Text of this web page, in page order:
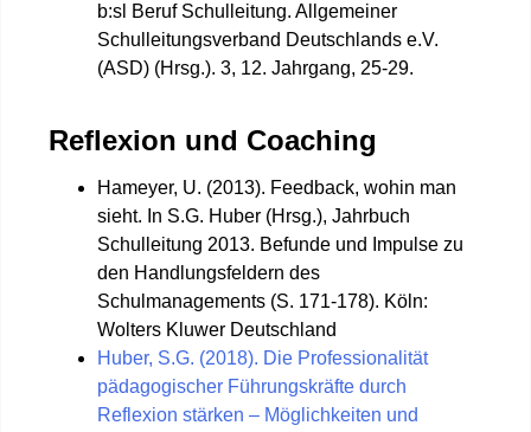
b:sl Beruf Schulleitung. Allgemeiner
Schulleitungsverband Deutschlands e.V.
(ASD) (Hrsg.). 3, 12. Jahrgang, 25-29.
Reflexion und Coaching
Hameyer, U. (2013). Feedback, wohin man
sieht. In S.G. Huber (Hrsg.), Jahrbuch
Schulleitung 2013. Befunde und Impulse zu
den Handlungsfeldern des
Schulmanagements (S. 171-178). Köln:
Wolters Kluwer Deutschland
Huber, S.G. (2018). Die Professionalität
pädagogischer Führungskräfte durch
Reflexion stärken – Möglichkeiten und